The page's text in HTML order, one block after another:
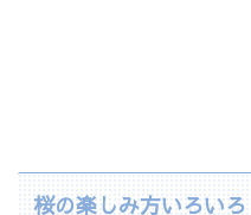
桜の楽しみ方いろいろ